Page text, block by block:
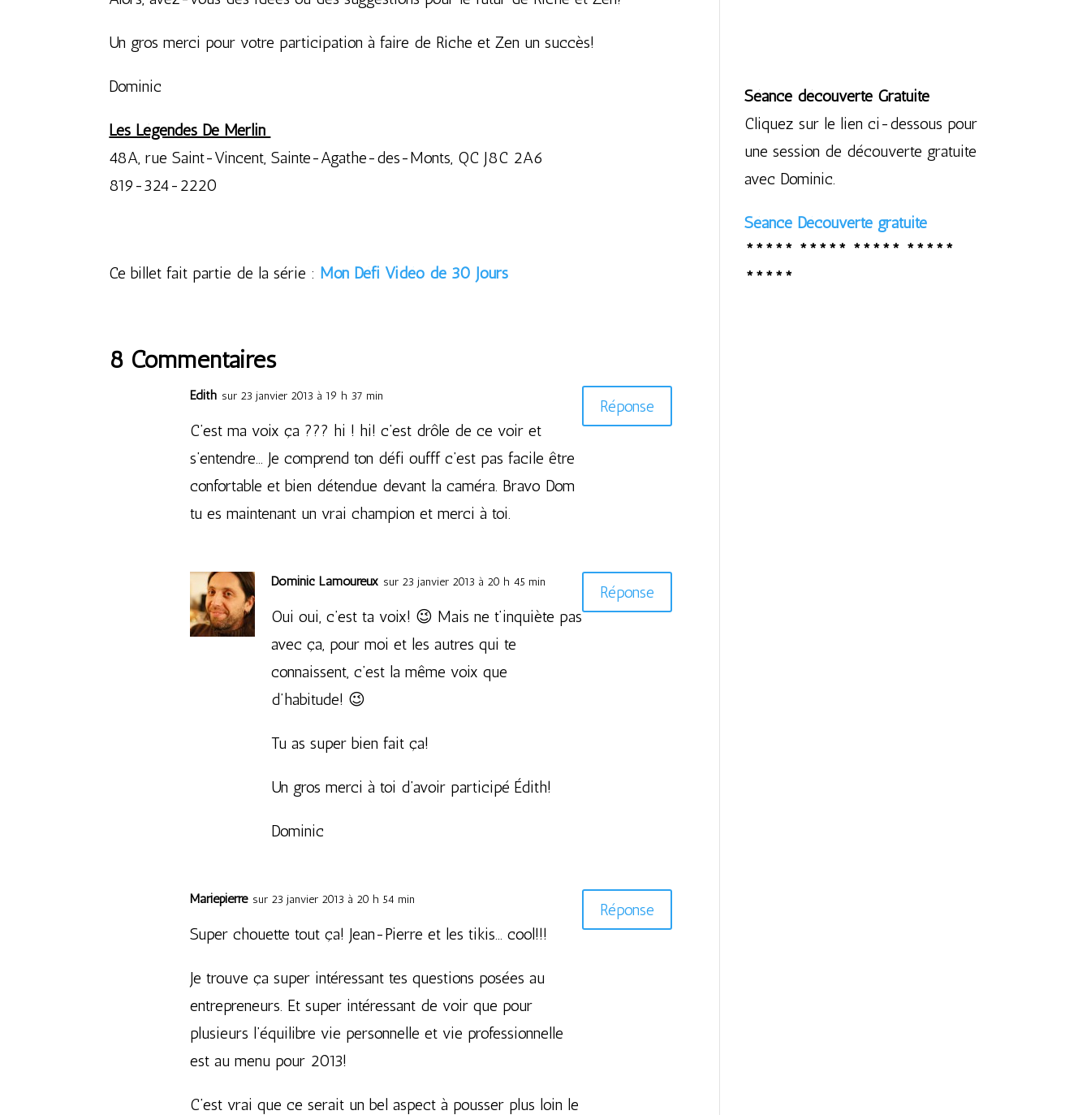
Un gros merci pour votre participation à faire de Riche et Zen un succès!
Dominic
Les Légendes De Merlin
48A, rue Saint-Vincent, Sainte-Agathe-des-Monts, QC J8C 2A6
819-324-2220
Ce billet fait partie de la série : Mon Défi Vidéo de 30 Jours
8 Commentaires
Edith sur 23 janvier 2013 à 19 h 37 min
C’est ma voix ça ??? hi ! hi! c’est drôle de ce voir et
s’entendre… Je comprend ton défi oufff c’est pas facile être
confortable et bien détendue devant la caméra. Bravo Dom
tu es maintenant un vrai champion et merci à toi.
Réponse
Dominic Lamoureux sur 23 janvier 2013 à 20 h 45 min
Oui oui, c’est ta voix! 😉 Mais ne t’inquiète pas
avec ça, pour moi et les autres qui te
connaissent, c’est la même voix que
d’habitude! 😉
Tu as super bien fait ça!
Un gros merci à toi d’avoir participé Édith!
Dominic
Réponse
Mariepierre sur 23 janvier 2013 à 20 h 54 min
Super chouette tout ça! Jean-Pierre et les tikis… cool!!!
Je trouve ça super intéressant tes questions posées au
entrepreneurs. Et super intéressant de voir que pour
plusieurs l’équilibre vie personnelle et vie professionnelle
est au menu pour 2013!
C’est vrai que ce serait un bel aspect à pousser plus loin le
Réponse
Séance découverte Gratuite
Cliquez sur le lien ci-dessous pour
une session de découverte gratuite
avec Dominic.
Séance Découverte gratuite
***** ***** ***** *****
*****